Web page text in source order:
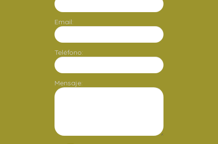
Email:
Teléfono:
Mensaje: